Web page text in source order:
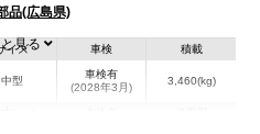
品(広島県)
イズ
中型
車検
車検有
(2028年3月)
積載
3,460(kg)
見る